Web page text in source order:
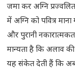
जमा कर अग्नि
में अग्नि को पवित्र
और पुरानी
मान्यता है कि अलाव
यह संकेत देती हैं कि